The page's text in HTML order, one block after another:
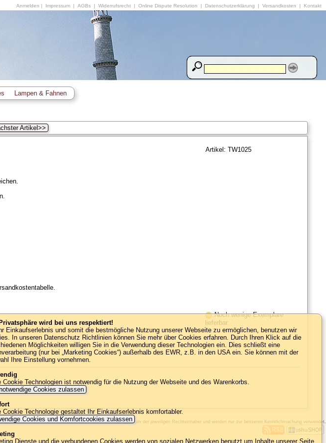
wird bei uns respektiert!
Einkaufserlebnis und somit die bestmögliche Nutzung unserer Webseite zu ermöglichen, benutzen wir
In unseren Datenschutz Richtlinien können Sie mehr über Cookies erfahren. Durch Ihren Klick auf die
Möglichkeiten willigen Sie in die Verwendung dieser Technologien ein. Dies schließt eine
(nur bei „Marketing Cookies“) außerhalb des EWR, z.B. in den USA ein. Sie können mit der
Ihre Einstellung vornehmen.
Cookie Technologien ist notwendig für die Nutzung der Webseite und des Warenkorbs.
Cookies zulassen
Cookie Technologie gestaltet Ihr Einkaufserlebnis komfortabler.
Cookies und Komfortcookies zulassen
Dienste und die verbundenen Cookies werden von sozialen Netzwerken benutzt um Inhalte unserer Seite
Anmelden | Impressum | AGBs | Widerrufsrecht | Online Dispute Resolution | Datenschutzerklärung | Versandkosten | Kontakt
Lampen & Fahnen
Artikel>>
Artikel: TW1025
Noch wenige Exemplare
lieferbar
Alle Marken-, Produkt- und Herstellernamen sind Eigentum der jeweiligen Rechteinhaber und werden nur zur besseren Kenntlichmachung verwendet.